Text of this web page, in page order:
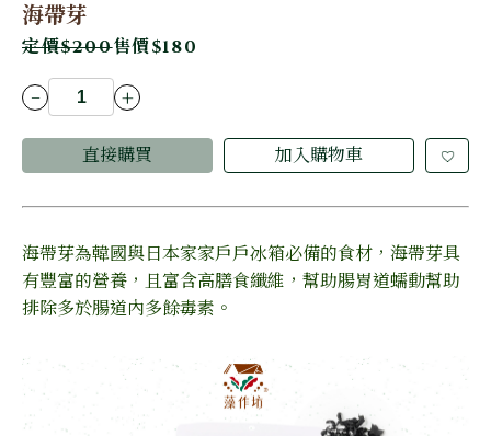
海帶芽
定價$200售價$180
- +
直接購買 加入購物車
海帶芽為韓國與日本家家戶戶冰箱必備的食材，海帶芽具
有豐富的營養，且富含高膳食纖維，幫助腸胃道蠕動幫助
排除多於腸道內多餘毒素。